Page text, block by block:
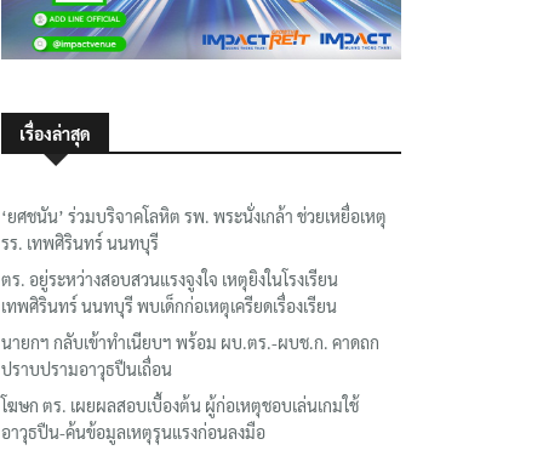
เรื่องล่าสุด
‘ยศชนัน’ ร่วมบริจาคโลหิต รพ. พระนั่งเกล้า ช่วยเหยื่อเหตุ
รร. เทพศิรินทร์ นนทบุรี
ตร. อยู่ระหว่างสอบสวนแรงจูงใจ เหตุยิงในโรงเรียน
เทพศิรินทร์ นนทบุรี พบเด็กก่อเหตุเครียดเรื่องเรียน
นายกฯ กลับเข้าทำเนียบฯ พร้อม ผบ.ตร.-ผบช.ก. คาดถก
ปราบปรามอาวุธปืนเถื่อน
โฆษก ตร. เผยผลสอบเบื้องต้น ผู้ก่อเหตุชอบเล่นเกมใช้
อาวุธปืน-ค้นข้อมูลเหตุรุนแรงก่อนลงมือ